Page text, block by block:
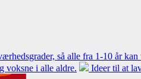
så alle fra 1-10 år
voksne i alle aldre.
Ideer til at